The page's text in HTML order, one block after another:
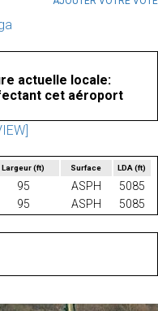
actuelle locale:
cet aéroport
Largeur(ft) Surface LDA(ft)
95 ASPH
5085
95 ASPH 5085